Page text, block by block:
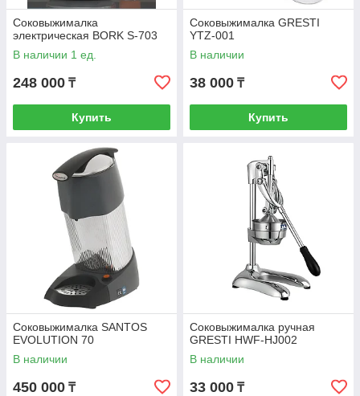
Соковыжималка
электрическая BORK S-703
В наличии 1 ед.
248 000 ₸
Купить
Соковыжималка GRESTI
YTZ-001
В наличии
38 000 ₸
Купить
Соковыжималка SANTOS
EVOLUTION 70
В наличии
450 000 ₸
Соковыжималка ручная
GRESTI HWF-HJ002
В наличии
33 000 ₸